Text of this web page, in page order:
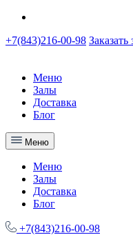
+7(843)216-00-98 Заказать
Меню
Залы
Доставка
Блог
Меню
Меню
Залы
Доставка
Блог
+7(843)216-00-98